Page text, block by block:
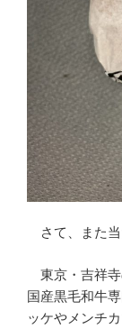
さて、また当
東京・吉祥寺
国産黒毛和牛
ッケやメンチ